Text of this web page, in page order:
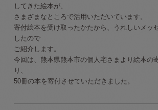
してきた絵本が、
さまざまなところで活用いただいています。
寄付絵本を受け取ったかたから、うれしいメッ
したので
ご紹介します。
今回は、熊本県熊本市の個人宅さまより絵本の
り、
50冊の本を寄付させていただきました。